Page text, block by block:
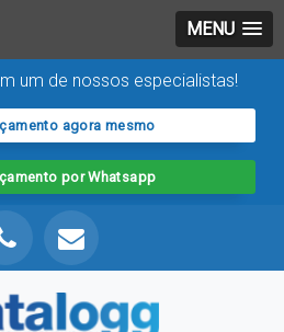
MENU
um de nossos especialistas!
agora mesmo
por Whatsapp